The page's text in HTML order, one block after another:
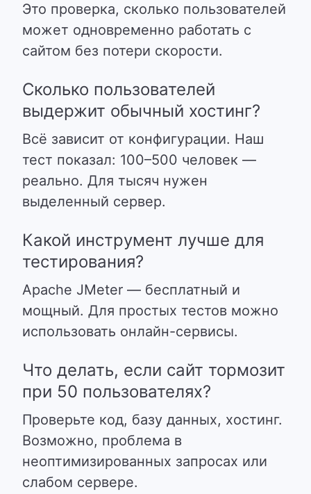
Это проверка, сколько пользователей
может одновременно работать с
сайтом без потери скорости.
Сколько пользователей
выдержит обычный хостинг?
Всё зависит от конфигурации. Наш
тест показал: 100–500 человек —
реально. Для тысяч нужен
выделенный сервер.
Какой инструмент лучше для
тестирования?
Apache JMeter — бесплатный и
мощный. Для простых тестов можно
использовать онлайн-сервисы.
Что делать, если сайт тормозит
при 50 пользователях?
Проверьте код, базу данных, хостинг.
Возможно, проблема в
неоптимизированных запросах или
слабом сервере.